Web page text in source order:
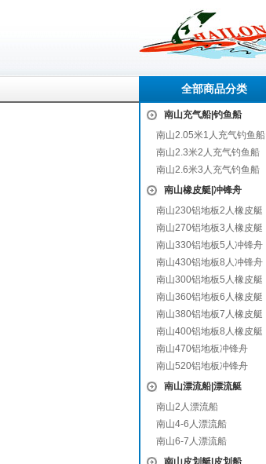
全部商品分类
南山充气船|钓鱼船
南山2.05米1人充气钓鱼船
南山2.3米2人充气钓鱼船
南山2.6米3人充气钓鱼船
南山橡皮艇|冲锋舟
南山230铝地板2人橡皮艇
南山270铝地板3人橡皮艇
南山330铝地板5人冲锋舟
南山430铝地板8人冲锋舟
南山300铝地板5人橡皮艇
南山360铝地板6人橡皮艇
南山380铝地板7人橡皮艇
南山400铝地板8人橡皮艇
南山470铝地板冲锋舟
南山520铝地板冲锋舟
南山漂流船|漂流艇
南山2人漂流船
南山4-6人漂流船
南山6-7人漂流船
南山皮划艇|皮划船
东昌府 汨罗 吴川